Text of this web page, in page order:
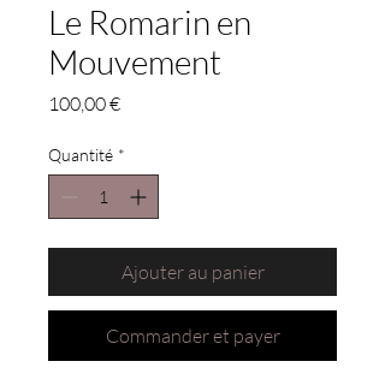
Le Romarin en
Mouvement
100,00 €Prix
Quantité *
Ajouter au panier
Commander et payer